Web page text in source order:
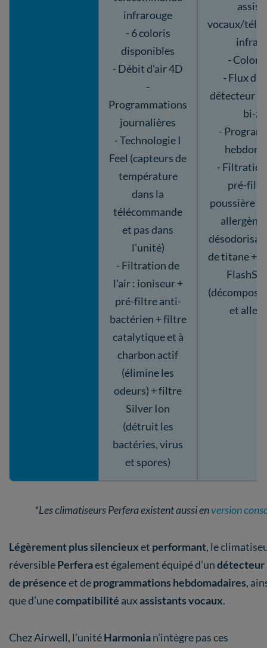
infrarouge
- 6 coloris
disponibles
- Débit d'air 4D
-
Programmations
journalières
- Technologie I
Feel (capteurs de
température
dans la
télécommande
et pas dans
l'unité)
- Filtration de
l'air : ioniseur +
pré-filtre anti-
bactérien + filtre
catalytique et à
charbon actif
(élimine les
odeurs) + filtre
Silver Ion
(détruit les
bactéries, virus
et spores)
vocaux/
-
- Flux
détecteur
bi-
-
-
pré-
poussière
de titane +
et
*Les climatiseurs Perfera existent aussi enversion
Légèrement plus silencieuxet performant, le
réversiblePerferaest également équipé d’undétecteur
de présenceet deprogrammations hebdomadaires,
que d’unecompatibilité auxassistants vocaux.
Chez Airwell, l’unitéHarmonian’intègre pas ces